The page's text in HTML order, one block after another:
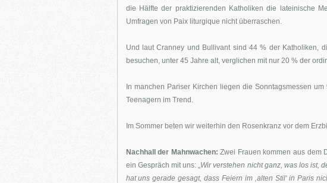
die Hälfte der praktizierenden Katholiken die lateinische
Umfragen von Paix liturgique nicht überraschen.
Und laut Cranney und Bullivant sind 44 % der Katholiken,
besuchen, unter 45 Jahre alt, verglichen mit nur 20 % der
In manchen Pariser Kirchen liegen die Sonntagsmessen
Teenagern im Trend.
Im Sommer beten wir weiterhin den Rosenkranz vor dem
Nachhall der Mahnwachen: Zwei Frauen kommen aus dem
ein Gespräch mit uns: „Wir verstehen nicht ganz, was los ist,
hat uns gerade gesagt, dass Feiern im ‚alten Stil‘ in Paris